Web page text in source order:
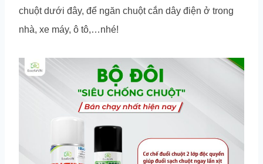
chuột dưới đây, để ngăn chuột cắn dây điện ở trong
nhà, xe máy, ô tô,…nhé!